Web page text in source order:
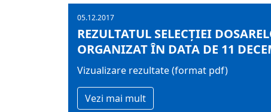
05.12.2017
REZULTATUL SELECŢIEI
ORGANIZAT ÎN DATA DE 11
Vizualizare rezultate (format pdf)
Vezi mai mult